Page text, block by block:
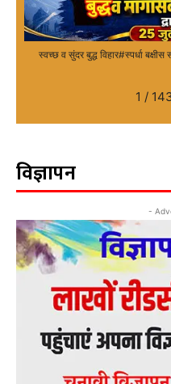
स्वच्छ व सुंदर बुद्ध विहार#स्पर्धा
1 /
विज्ञापन
-